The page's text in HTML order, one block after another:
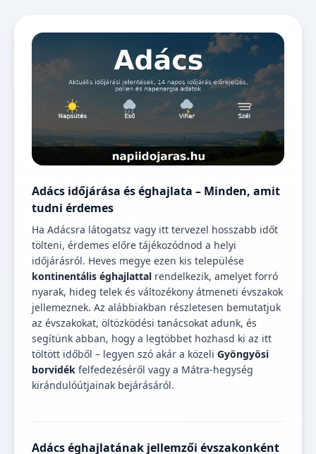
Adács időjárása és éghajlata – Minden, amit
tudni érdemes
Ha Adácsra látogatsz vagy itt tervezel hosszabb időt
tölteni, érdemes előre tájékozódnod a helyi
időjárásról. Heves megye ezen kis települése
kontinentális éghajlattal rendelkezik, amelyet forró
nyarak, hideg telek és változékony átmeneti évszakok
jellemeznek. Az alábbiakban részletesen bemutatjuk
az évszakokat, öltözködési tanácsokat adunk, és
segítünk abban, hogy a legtöbbet hozhasd ki az itt
töltött időből – legyen szó akár a közeli Gyöngyösi
borvidék felfedezéséről vagy a Mátra-hegység
kirándulóútjainak bejárásáról.
Adács éghajlatának jellemzői évszakonként